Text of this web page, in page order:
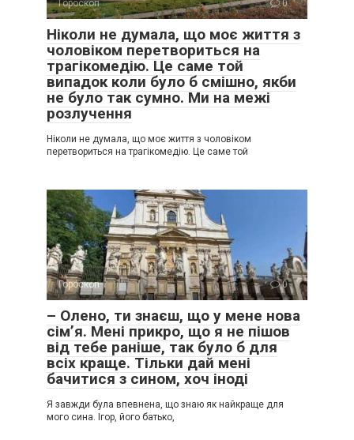
Гороскоп 0
Ніколи не думала, що моє життя з
чоловіком перетвориться на
трагікомедію. Це саме той
випадок коли було б смішно, якби
не було так сумно. Ми на межі
розлучення
Ніколи не думала, що моє життя з чоловіком
перетвориться на трагікомедію. Це саме той
Гороскоп 0
– Олено, ти знаєш, що у мене нова
сім’я. Мені прикро, що я не пішов
від тебе раніше, так було б для
всіх краще. Тільки дай мені
бачитися з сином, хоч іноді
Я завжди була впевнена, що знаю як найкраще для
мого сина. Ігор, його батько,